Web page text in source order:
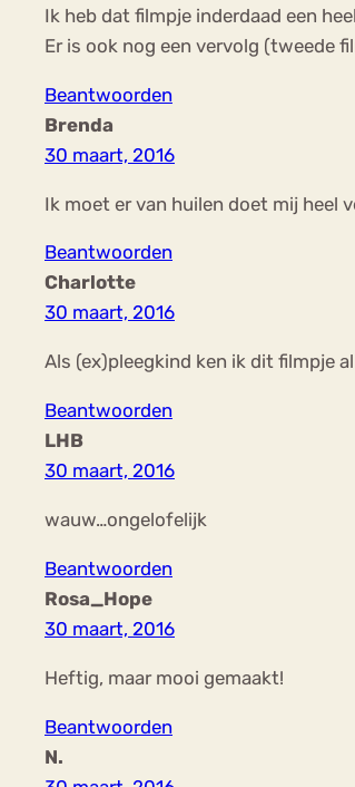
Ik heb dat filmpje inderdaad een
Er is ook nog een vervolg (tweede
Beantwoorden
Brenda
30 maart, 2016
Ik moet er van huilen doet mij heel
Beantwoorden
Charlotte
30 maart, 2016
Als (ex)pleegkind ken ik dit filmpje
Beantwoorden
LHB
30 maart, 2016
wauw…ongelofelijk
Beantwoorden
Rosa_Hope
30 maart, 2016
Heftig, maar mooi gemaakt!
Beantwoorden
N.